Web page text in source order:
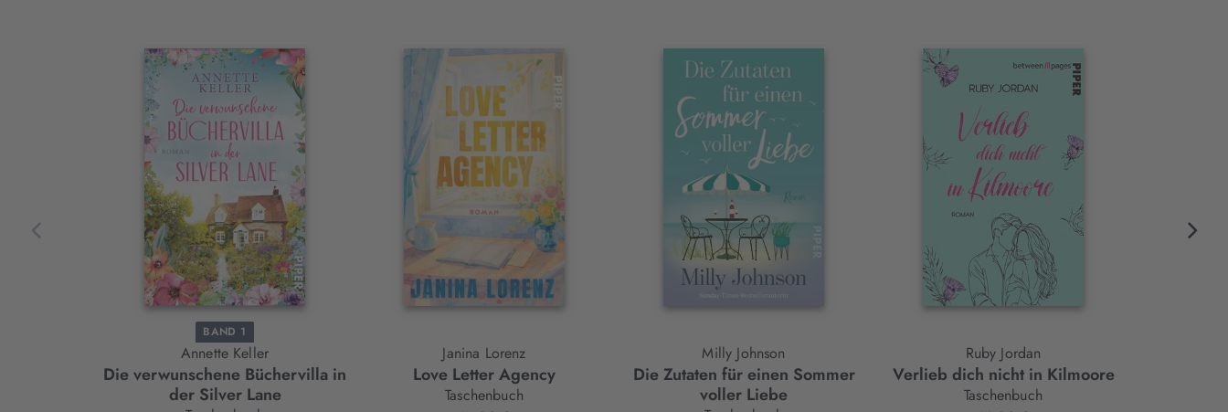
Interaktives
BAND 1
Annette Keller
Die verwunschene Büchervilla in
der Silver Lane
Janina Lorenz
Love Letter Agency
Taschenbuch
Milly Johnson
Die Zutaten für einen Sommer
voller Liebe
Ruby Jordan
Verlieb dich nicht in Kilmoore
Taschenbuch